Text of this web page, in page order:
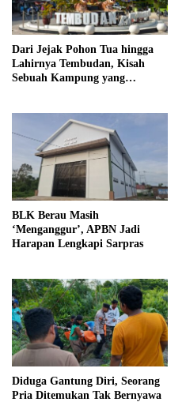
Dari Jejak Pohon Tua hingga
Lahirnya Tembudan, Kisah
Sebuah Kampung yang
BLK Berau Masih
‘Menganggur’, APBN Jadi
Harapan Lengkapi Sarpras
Diduga Gantung Diri, Seorang
Pria Ditemukan Tak Bernyawa